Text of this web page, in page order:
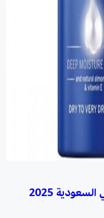
أفضل 10 متاجر ملابس في السعودية 2025